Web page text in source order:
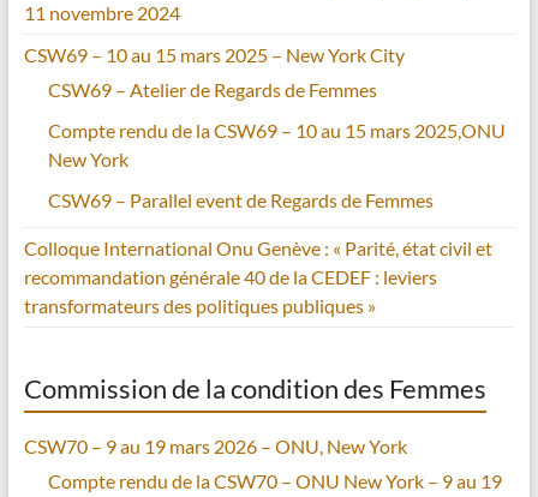
11 novembre 2024
CSW69 – 10 au 15 mars 2025 – New York City
CSW69 – Atelier de Regards de Femmes
Compte rendu de la CSW69 – 10 au 15 mars 2025,ONU
New York
CSW69 – Parallel event de Regards de Femmes
Colloque International Onu Genève : « Parité, état civil et
recommandation générale 40 de la CEDEF : leviers
transformateurs des politiques publiques »
Commission de la condition des Femmes
CSW70 – 9 au 19 mars 2026 – ONU, New York
Compte rendu de la CSW70 – ONU New York – 9 au 19